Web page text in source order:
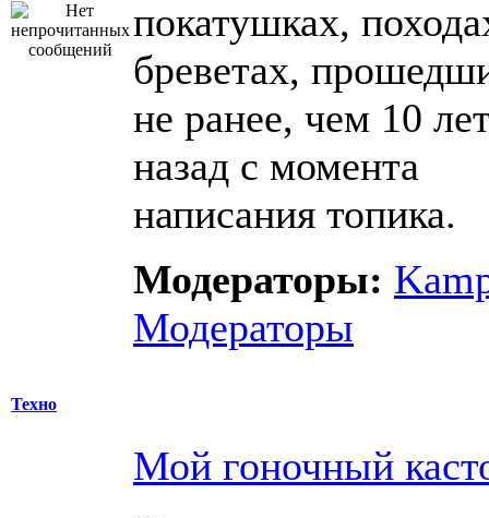
покатушках,
бреветах,
не ранее, чем 10
назад с момента
написания топика.
Модераторы:
Модераторы
Техно
Мой гоночный